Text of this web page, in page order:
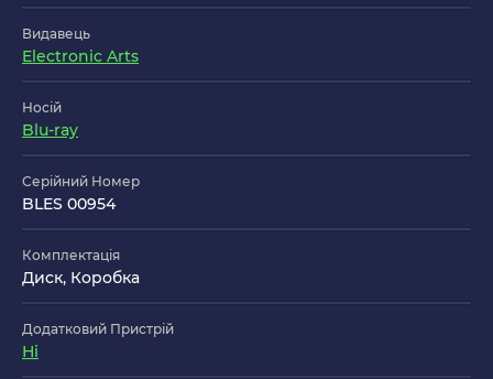
Видавець
Electronic Arts
Носій
Blu-ray
Серійний Номер
BLES 00954
Комплектація
Диск, Коробка
Додатковий Пристрій
Ні